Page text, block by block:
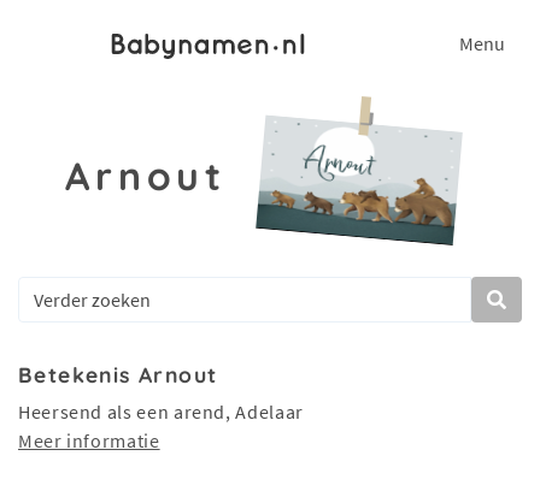
Menu
Arnout
Betekenis Arnout
Heersend als een arend, Adelaar
Meer informatie